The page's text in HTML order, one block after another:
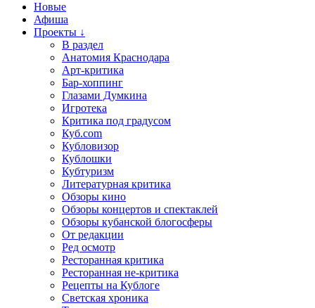
Новые
Афиша
Проекты ↓
В раздел
Анатомия Краснодара
Арт-критика
Бар-хоппинг
Глазами Думкина
Игротека
Критика под градусом
Куб.com
Кубловизор
Кублошки
Кубтуризм
Литературная критика
Обзоры кино
Обзоры концертов и спектаклей
Обзоры кубанской блогосферы
От редакции
Ред осмотр
Ресторанная критика
Ресторанная не-критика
Рецепты на Кублоге
Светская хроника